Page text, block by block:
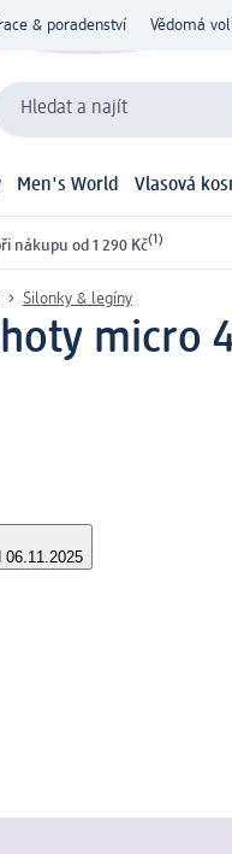
& poradenství Vědomá
Hledat a najít
Men's World Vlasová
nákupu od 1 290 Kč(1)
Silonky & legíny
micro
06.11.2025